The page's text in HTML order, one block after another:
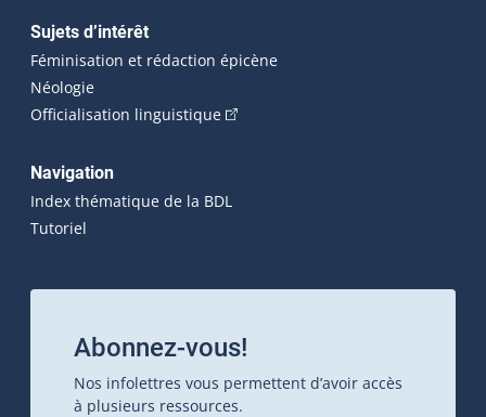
Sujets d’intérêt
Féminisation et rédaction épicène
Néologie
Officialisation linguistique(Cet hyperlien externe s'ouvrira
Navigation
Index thématique de la BDL
Tutoriel
Abonnez-vous!
Nos infolettres vous permettent d’avoir accès
à plusieurs ressources.